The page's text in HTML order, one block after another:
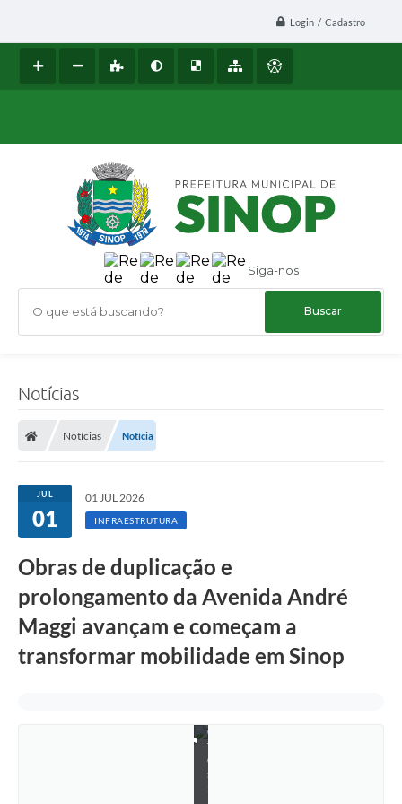
Login / Cadastro
Siga-nos
O que está buscando?
Notícias
Notícias Notícia
JUL
01
01 JUL 2026
INFRAESTRUTURA
Obras de duplicação e
prolongamento da Avenida André
Maggi avançam e começam a
transformar mobilidade em Sinop
o
t
o
s